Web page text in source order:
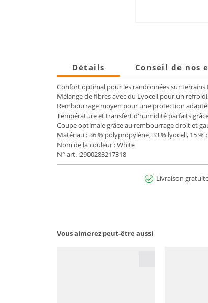
Détails Conseil de nos
Confort optimal pour les randonnées sur terrains
Mélange de fibres avec du Lyocell pour un
Rembourrage moyen pour une protection
Température et transfert d'humidité parfaits
Coupe optimale grâce au rembourrage droit et
Matériau : 36 % polypropylène, 33 % lyocell, 15
Nom de la couleur : White
N° art. :2900283217318
Livraison
Vous aimerez peut-être aussi